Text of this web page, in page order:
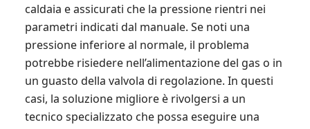
caldaia e assicurati che la pressione rientri nei
parametri indicati dal manuale. Se noti una
pressione inferiore al normale, il problema
potrebbe risiedere nell’alimentazione del gas o in
un guasto della valvola di regolazione. In questi
casi, la soluzione migliore è rivolgersi a un
tecnico specializzato che possa eseguire una